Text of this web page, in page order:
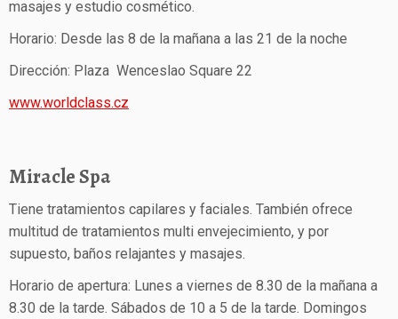
masajes y estudio cosmético.
Horario: Desde las 8 de la mañana a las 21 de la noche
Dirección: Plaza Wenceslao Square 22
www.worldclass.cz
Miracle Spa
Tiene tratamientos capilares y faciales. También ofrece
multitud de tratamientos multi envejecimiento, y por
supuesto, baños relajantes y masajes.
Horario de apertura: Lunes a viernes de 8.30 de la mañana a
8.30 de la tarde. Sábados de 10 a 5 de la tarde. Domingos